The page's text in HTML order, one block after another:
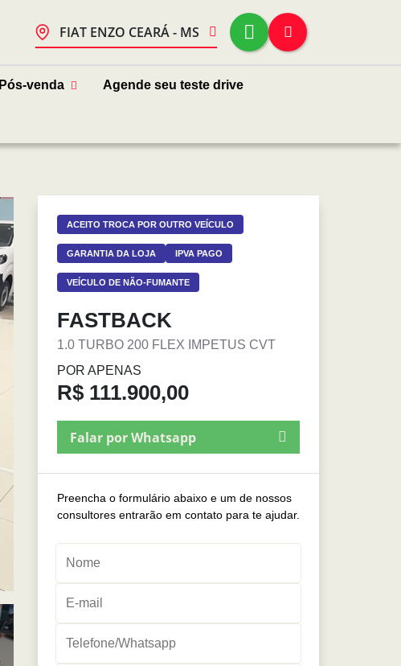
FIAT ENZO CEARÁ - MS
Pós-venda Agende seu teste drive
ACEITO TROCA POR OUTRO VEÍCULO
GARANTIA DA LOJA IPVA PAGO
VEÍCULO DE NÃO-FUMANTE
FASTBACK
1.0 TURBO 200 FLEX IMPETUS CVT
POR APENAS
R$ 111.900,00
Falar por Whatsapp
Preencha o formulário abaixo e um de nossos
consultores entrarão em contato para te ajudar.